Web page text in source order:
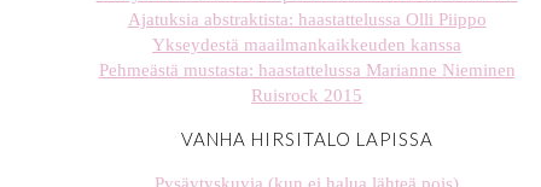
Ajatuksia abstraktista: haastattelussa Olli Piippo
Ykseydestä maailmankaikkeuden kanssa
Pehmeästä mustasta: haastattelussa Marianne Nieminen
Ruisrock 2015
VANHA HIRSITALO LAPISSA